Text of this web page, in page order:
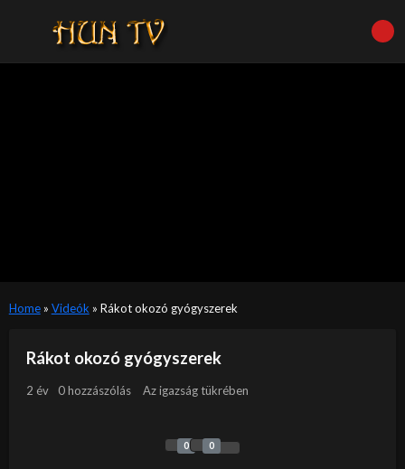
Home» Videók » Rákot okozó gyógyszerek
Rákot okozó gyógyszerek
2 év 0 hozzászólás Az igazság tükrében
0 0